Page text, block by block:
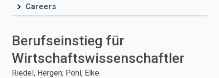
press
Careers
Berufseinstieg für
Wirtschaftswissenschaftler
Riedel, Hergen; Pohl, Elke